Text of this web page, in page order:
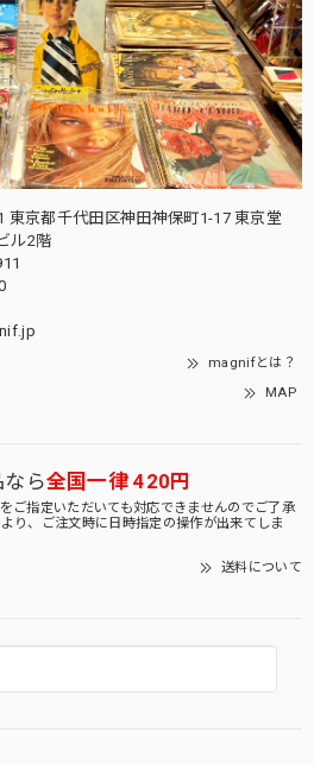
東京都千代田区神田神保町1-17 東京堂
ル2階
magnifとは？
MAP
なら全国一律 420円
ご指定いただいても対応できませんのでご了承
り、ご注文時に日時指定の操作が出来てしま
送料について